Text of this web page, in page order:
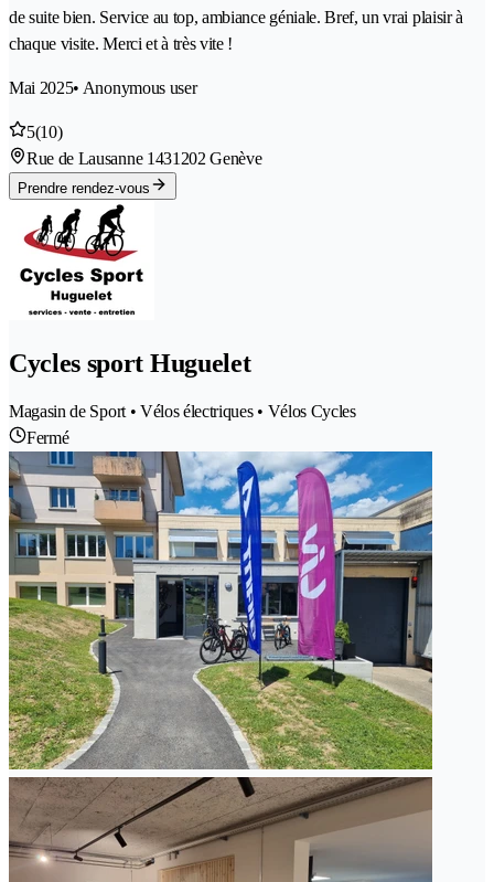
de suite bien. Service au top, ambiance géniale. Bref, un vrai plaisir à
chaque visite. Merci et à très vite !
Mai 2025• Anonymous user
5(10)
Rue de Lausanne 1431202 Genève
Prendre rendez-vous
Cycles sport Huguelet
Magasin de Sport • Vélos électriques • Vélos Cycles
Fermé